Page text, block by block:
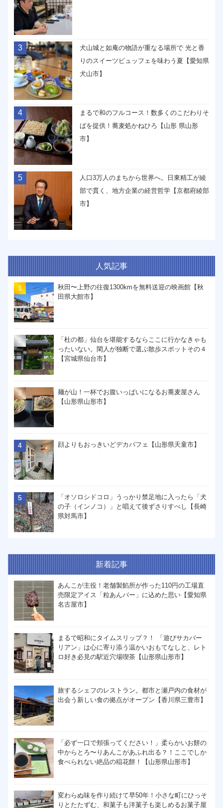
3
犬山城と如庵の物語が重なる場所で 光と香
りのスイーツビュッフェを味わう夏【愛知県
犬山市】
4
まるで和のフルコース！数多くのこだわりそ
ばを提供！蕎麦処かねひろ【山形 県山形
市】
5
人口3万人のまちから世界へ。日東精工が綾
部で貫く、地方企業の経営哲学【京都府綾部
市】
人気記事
秋田〜上野の往復1300kmを無料送迎の映画館【秋
田県大館市】
「杜の都」仙台を堪能するならここに行かなきゃも
ったいない。閑人が独断で選ぶ散歩スポットその４
【宮城県仙台市】
麺が山！一杯でお腹いっぱいになるお蕎麦屋さん
【山形県山形市】
顔よりもおっきいどデカパフェ【山形県天童市】
「オソロシドコロ」うっかり禁足地に入ったら「犬
の子（インノコ）」と唱えて後ずさりすべし【長崎
県対馬市】
新着記事
あんこが主役！老舗製餡所が作った110円の工場直
売限定アイス「粒あんバー」に込めた思い【愛知県
名古屋市】
まるで昭和にタイムスリップ？！ 「遊びサカバー
リアン」は心に寄り添う温かいおもてなしと、レト
ロ好き必見の駅近穴場喫茶【山形県山形市】
旅するシェフのレストラン。都市と瀬戸内の食材が
出会う新しい食の拠点がオープン【香川県三豊市】
「必ず一口で頬張ってください！」柔らかいお餅の
中からとろ〜りあんこがあふれ出る？！ここでしか
食べられない絶品の稲花餅！【山形県山形市】
変わらぬ味を作り続けて早50年！小さな町にひっそ
りとたたずむ、和菓子も洋菓子も楽しめるお菓子屋